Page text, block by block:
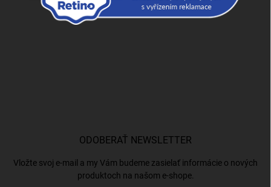
ODOBERAŤ NEWSLETTER
Vložte svoj e-mail a my Vám budeme zasielať informácie o nových
produktoch na našom e-shope.